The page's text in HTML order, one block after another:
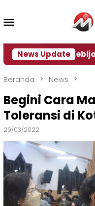
konten
News Update
Kebijakan
Beranda News
Begini Cara
Toleransi di
29/03/2022